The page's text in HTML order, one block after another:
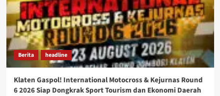
Berita headline
Klaten Gaspol! International Motocross & Kejurnas Round
6 2026 Siap Dongkrak Sport Tourism dan Ekonomi Daerah